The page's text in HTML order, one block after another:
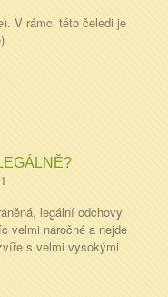
V rámci této čeledi je
legální odchovy
velmi náročné a nejde
s velmi vysokými